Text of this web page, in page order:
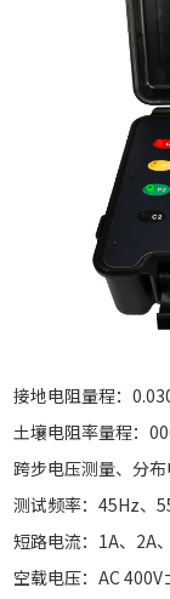
接地电阻量程：
土壤电阻率量程：
跨步电压测量、分
测试频率：45Hz、
短路电流：1A、2A
空载电压：AC